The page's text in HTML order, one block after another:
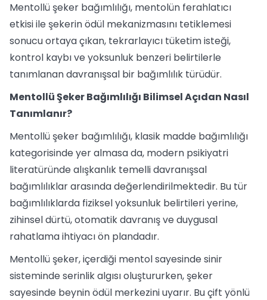
Mentollü şeker bağımlılığı, mentolün ferahlatıcı
etkisi ile şekerin ödül mekanizmasını tetiklemesi
sonucu ortaya çıkan, tekrarlayıcı tüketim isteği,
kontrol kaybı ve yoksunluk benzeri belirtilerle
tanımlanan davranışsal bir bağımlılık türüdür.
Mentollü Şeker Bağımlılığı Bilimsel Açıdan Nasıl
Tanımlanır?
Mentollü şeker bağımlılığı, klasik madde bağımlılığı
kategorisinde yer almasa da, modern psikiyatri
literatüründe alışkanlık temelli davranışsal
bağımlılıklar arasında değerlendirilmektedir. Bu tür
bağımlılıklarda fiziksel yoksunluk belirtileri yerine,
zihinsel dürtü, otomatik davranış ve duygusal
rahatlama ihtiyacı ön plandadır.
Mentollü şeker, içerdiği mentol sayesinde sinir
sisteminde serinlik algısı oluştururken, şeker
sayesinde beynin ödül merkezini uyarır. Bu çift yönlü